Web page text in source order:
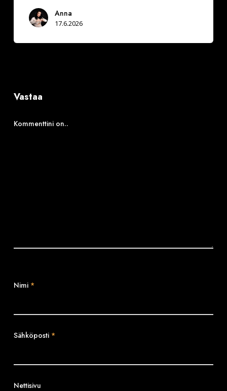
Anna
17.6.2026
Vastaa
Kommenttini on..
Nimi *
Sähköposti *
Nettisivu